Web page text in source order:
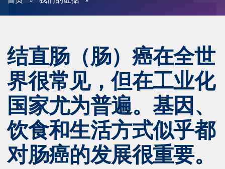
结直肠（肠）癌在全世
界很常见，但在工业化
国家尤为普遍。基因、
饮食和生活方式似乎都
对肠癌的发展很重要。